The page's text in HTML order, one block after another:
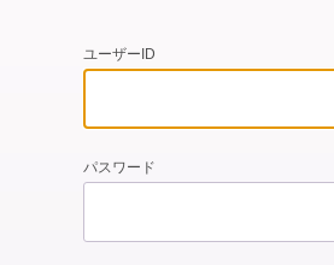
ユーザーID
パスワード